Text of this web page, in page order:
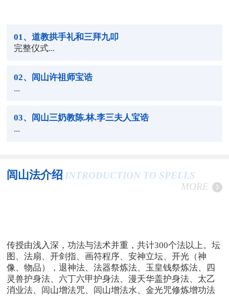
01 、道教拱手礼和三拜九叩
完整仪式...
02、闾山许祖师宝诰
...
03、闾山三奶教陈.林.李三夫人宝诰
...
闾山法介绍 INTRODUCTION TO SPELLS
MORE
传授由浅入深，功法与法术并重，共计300个法以上。坛
图、法扇、开剑指、画符程序、安神立坛、开光（神
像、物品），退神法、法器祭炼法、玉皇钱祭炼法、四
灵兽护身法、六丁六甲护身法、漫天华盖护身法、太乙
消业法、闾山增法咒、闾山增法水、金光咒修炼增功法